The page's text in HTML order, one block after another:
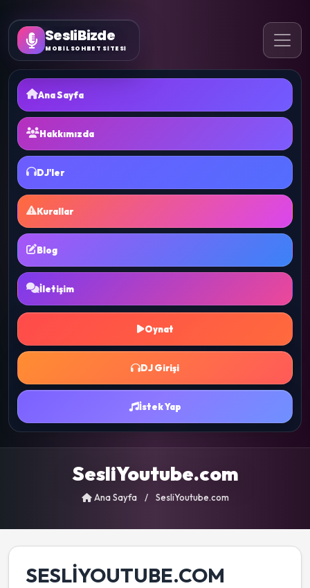
SesliBizde
MOBİL SOHBET SİTESİ
Ana Sayfa
Hakkımızda
DJ'ler
Kurallar
Blog
İletişim
Oynat
DJ Girişi
İstek Yap
SesliYoutube.com
Ana Sayfa / SesliYoutube.com
SESLIYOUTUBE.COM